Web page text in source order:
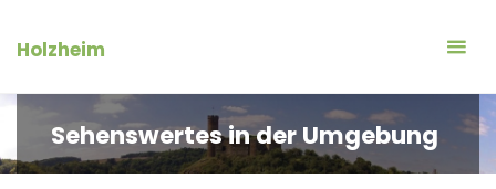
InhaltHolzheim
Sehenswertes in der Umgebung